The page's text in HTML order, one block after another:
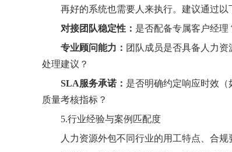
再好的系统也需要人来执行。建议通过以
对接团队稳定性： 是否配备专属客户经理
专业顾问能力： 团队成员是否具备人力
处理建议？
SLA服务承诺： 是否明确约定响应时效
质量考核指标？
5.行业经验与案例匹配度
人力资源外包不同行业的用工特点、合规